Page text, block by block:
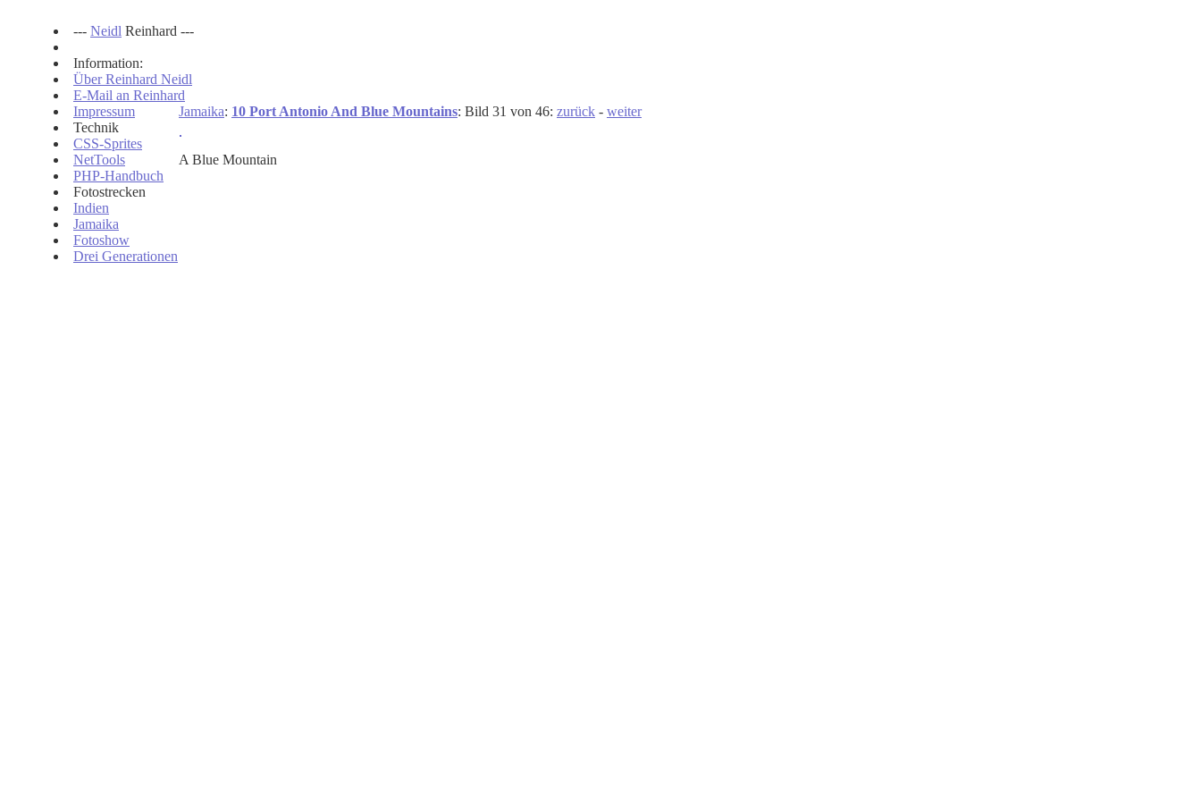
--- Neidl Reinhard ---
Information:
Über Reinhard Neidl
E-Mail an Reinhard
Impressum
Technik
CSS-Sprites
NetTools
PHP-Handbuch
Fotostrecken
Indien
Jamaika
Fotoshow
Drei Generationen
Jamaika: 10 Port Antonio And Blue Mountains: Bild 31 von 46: zurück - weiter
A Blue Mountain